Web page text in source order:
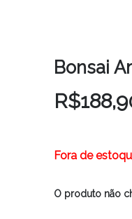
Bonsai
R$
Fora de
O produto não